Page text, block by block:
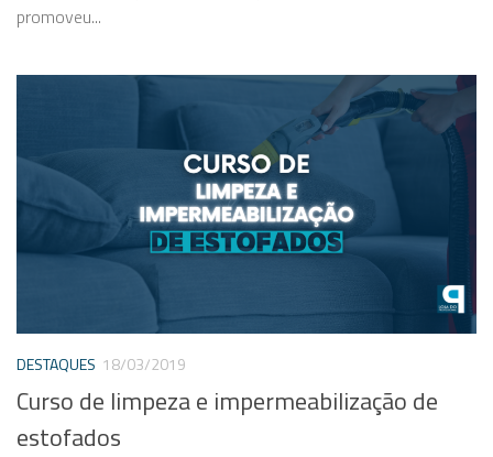
promoveu...
DESTAQUES 18/03/2019
Curso de limpeza e impermeabilização de
estofados